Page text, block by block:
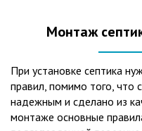
вод – самый
оборудования вода может
нужд и полива огорода, а
стать эффективным
тратить средства на
Монтаж
При установке септика
правил, помимо того, что
надежным и сделано из
монтаже основные